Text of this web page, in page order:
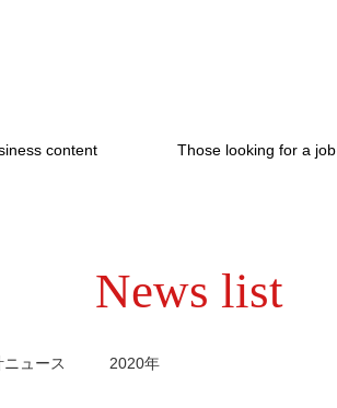
content Those looking for a job
News list
ニュース 2020年